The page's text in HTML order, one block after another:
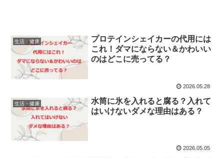
生活・健康
プロテインシェイカーの代用には
これ！ダマにならない＆かわいい
のはどこに売ってる？
2026.05.28
生活・健康
水筒に氷を入れると腐る？入れて
はいけないダメな理由はある？
2026.05.05